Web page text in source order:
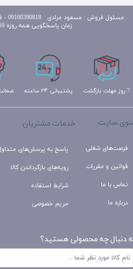
پشتیبانی ۲۴ ساعته 7 روز مهلت بازگشت
خدمات مشتریان
پاسخ به پرسش‌های
رویه‌های بازگرداندن کالا
شرایط استفاده
حریم خصوصی
سایت
فرصت‌های شغلی
قوانین و مقررات
تماس با ما
درباره ما
دنبال چه محصولی هستید؟
مسئول
زمان پاسخگویی همه روزه 10 الی 22